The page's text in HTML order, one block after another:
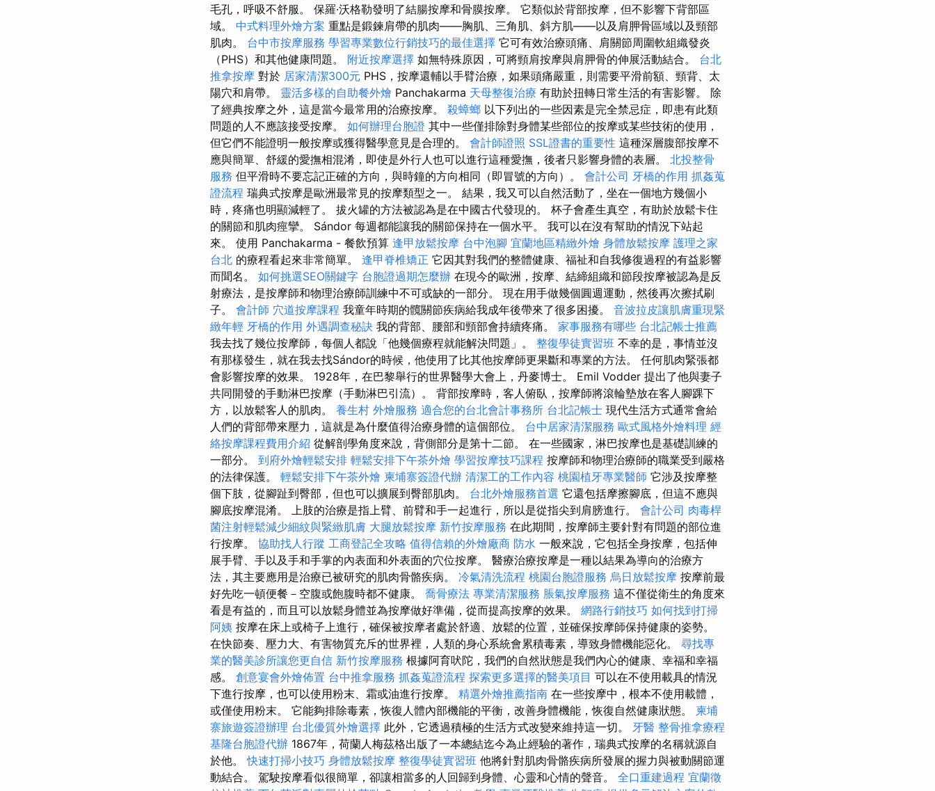
毛孔，呼吸不舒服。 保羅·沃格勒發明了結腸按摩和骨膜按摩。 它類似於背部按摩，但不影響下背部區
域。 中式料理外燴方案 重點是鍛鍊肩帶的肌肉——胸肌、三角肌、斜方肌——以及肩胛骨區域以及頸部
肌肉。 台中市按摩服務 學習專業數位行銷技巧的最佳選擇 它可有效治療頭痛、肩關節周圍軟組織發炎
（PHS）和其他健康問題。 附近按摩選擇 如無特殊原因，可將頸肩按摩與肩胛骨的伸展活動結合。 台北
推拿按摩 對於 居家清潔300元 PHS，按摩還輔以手臂治療，如果頭痛嚴重，則需要平滑前額、頸背、太
陽穴和肩帶。 靈活多樣的自助餐外燴 Panchakarma 天母整復治療 有助於扭轉日常生活的有害影響。 除
了經典按摩之外，這是當今最常用的治療按摩。 殺蟑螂 以下列出的一些因素是完全禁忌症，即患有此類
問題的人不應該接受按摩。 如何辦理台胞證 其中一些僅排除對身體某些部位的按摩或某些技術的使用，
但它們不能證明一般按摩或獲得醫學意見是合理的。 會計師證照 SSL證書的重要性 這種深層腹部按摩不
應與簡單、舒緩的愛撫相混淆，即使是外行人也可以進行這種愛撫，後者只影響身體的表層。 北投整骨
服務 但平滑時不要忘記正確的方向，與時鐘的方向相同（即冒號的方向）。 會計公司 牙橋的作用 抓姦蒐
證流程 瑞典式按摩是歐洲最常見的按摩類型之一。 結果，我又可以自然活動了，坐在一個地方幾個小
時，疼痛也明顯減輕了。 拔火罐的方法被認為是在中國古代發現的。 杯子會產生真空，有助於放鬆卡住
的關節和肌肉痙攣。 Sándor 每週都能讓我的關節保持在一個水平。 我可以在沒有幫助的情況下站起
來。 使用 Panchakarma - 餐飲預算 逢甲放鬆按摩 台中泡腳 宜蘭地區精緻外燴 身體放鬆按摩 護理之家
台北 的療程看起來非常簡單。 逢甲脊椎矯正 它因其對我們的整體健康、福祉和自我修復過程的有益影響
而聞名。 如何挑選SEO關鍵字 台胞證過期怎麼辦 在現今的歐洲，按摩、結締組織和節段按摩被認為是反
射療法，是按摩師和物理治療師訓練中不可或缺的一部分。 現在用手做幾個圓週運動，然後再次擦拭刷
子。 會計師 穴道按摩課程 我童年時期的髖關節疾病給我成年後帶來了很多困擾。 音波拉皮讓肌膚重現緊
緻年輕 牙橋的作用 外遇調查秘訣 我的背部、腰部和頸部會持續疼痛。 家事服務有哪些 台北記帳士推薦
我去找了幾位按摩師，每個人都說「他幾個療程就能解決問題」。 整復學徒實習班 不幸的是，事情並沒
有那樣發生，就在我去找Sándor的時候，他使用了比其他按摩師更果斷和專業的方法。 任何肌肉緊張都
會影響按摩的效果。 1928年，在巴黎舉行的世界醫學大會上，丹麥博士。 Emil Vodder 提出了他與妻子
共同開發的手動淋巴按摩（手動淋巴引流）。 背部按摩時，客人俯臥，按摩師將滾輪墊放在客人腳踝下
方，以放鬆客人的肌肉。 養生村 外燴服務 適合您的台北會計事務所 台北記帳士 現代生活方式通常會給
人們的背部帶來壓力，這就是為什麼值得治療身體的這個部位。 台中居家清潔服務 歐式風格外燴料理 經
絡按摩課程費用介紹 從解剖學角度來說，背側部分是第十二節。 在一些國家，淋巴按摩也是基礎訓練的
一部分。 到府外燴輕鬆安排 輕鬆安排下午茶外燴 學習按摩技巧課程 按摩師和物理治療師的職業受到嚴格
的法律保護。 輕鬆安排下午茶外燴 柬埔寨簽證代辦 清潔工的工作內容 桃園植牙專業醫師 它涉及按摩整
個下肢，從腳趾到臀部，但也可以擴展到臀部肌肉。 台北外燴服務首選 它還包括摩擦腳底，但這不應與
腳底按摩混淆。 上肢的治療是指上臂、前臂和手一起進行，所以是從指尖到肩膀進行。 會計公司 肉毒桿
菌注射輕鬆減少細紋與緊緻肌膚 大腿放鬆按摩 新竹按摩服務 在此期間，按摩師主要針對有問題的部位進
行按摩。 協助找人行蹤 工商登記全攻略 值得信賴的外燴廠商 防水 一般來說，它包括全身按摩，包括伸
展手臂、手以及手和手掌的內表面和外表面的穴位按摩。 醫療治療按摩是一種以結果為導向的治療方
法，其主要應用是治療已被研究的肌肉骨骼疾病。 冷氣清洗流程 桃園台胞證服務 烏日放鬆按摩 按摩前最
好先吃一頓便餐－空腹或飽腹時都不健康。 喬骨療法 專業清潔服務 脹氣按摩服務 這不僅從衛生的角度來
看是有益的，而且可以放鬆身體並為按摩做好準備，從而提高按摩的效果。 網路行銷技巧 如何找到打掃
阿姨 按摩在床上或椅子上進行，確保被按摩者處於舒適、放鬆的位置，並確保按摩師保持健康的姿勢。
在快節奏、壓力大、有害物質充斥的世界裡，人類的身心系統會累積毒素，導致身體機能惡化。 尋找專
業的醫美診所讓您更自信 新竹按摩服務 根據阿育吠陀，我們的自然狀態是我們內心的健康、幸福和幸福
感。 創意宴會外燴佈置 台中推拿服務 抓姦蒐證流程 探索更多選擇的醫美項目 可以在不使用載具的情況
下進行按摩，也可以使用粉末、霜或油進行按摩。 精選外燴推薦指南 在一些按摩中，根本不使用載體，
或僅使用粉末。 它能夠排除毒素，恢復人體內部機能的平衡，改善身體機能，恢復自然健康狀態。 柬埔
寨旅遊簽證辦理 台北優質外燴選擇 此外，它透過積極的生活方式改變來維持這一切。 牙醫 整骨推拿療程
基隆台胞證代辦 1867年，荷蘭人梅茲格出版了一本總結迄今為止經驗的著作，瑞典式按摩的名稱就源自
於他。快速打掃小技巧 身體放鬆按摩 整復學徒實習班 他將針對肌肉骨骼疾病所發展的握力與被動關節運
動結合。 駕駛按摩看似很簡單，卻讓相當多的人回歸到身體、心靈和心情的聲音。 全口重建過程 宜蘭徵